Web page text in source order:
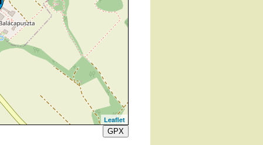
Leaflet
GPX